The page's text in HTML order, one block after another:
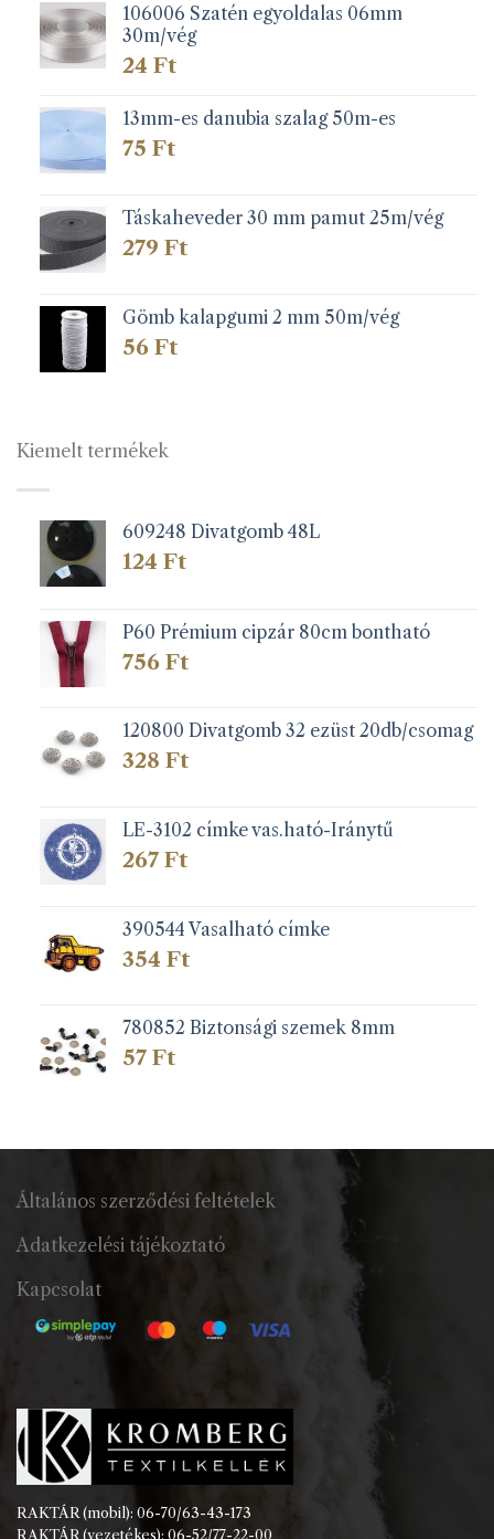
106006 Szatén egyoldalas 06mm
30m/vég
24 Ft
13mm-es danubia szalag 50m-es
75 Ft
Táskaheveder 30 mm pamut 25m/vég
279 Ft
Gömb kalapgumi 2 mm 50m/vég
56 Ft
Kiemelt termékek
609248 Divatgomb 48L
124 Ft
P60 Prémium cipzár 80cm bontható
756 Ft
120800 Divatgomb 32 ezüst 20db/csomag
328 Ft
LE-3102 címke vas.ható-Iránytű
267 Ft
390544 Vasalható címke
354 Ft
780852 Biztonsági szemek 8mm
57 Ft
Általános szerződési feltételek
Adatkezelési tájékoztató
Kapcsolat
RAKTÁR (mobil): 06-70/63-43-173
RAKTÁR (vezetékes): 06-52/77-22-00